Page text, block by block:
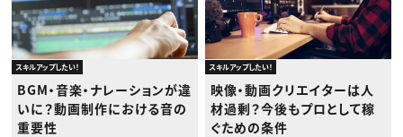
スキルアップしたい！
BGM・音楽・ナレーションが違
いに？動画制作における音の
重要性
スキルアップしたい！
映像・動画クリエイターは人
材過剰？今後もプロとして稼
ぐための条件